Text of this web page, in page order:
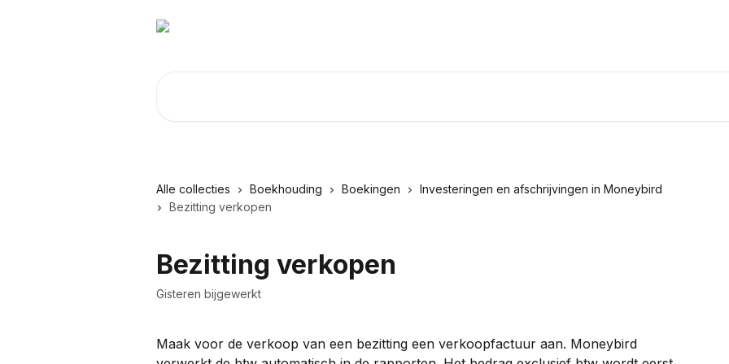
Alle collecties Boekhouding Boekingen
Investeringen en afschrijvingen in Moneybird
Bezitting verkopen
Bezitting verkopen
Gisteren bijgewerkt
Maak voor de verkoop van een bezitting een verkoopfactuur aan. Moneybird